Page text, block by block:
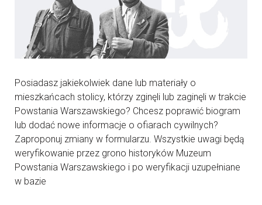
Posiadasz jakiekolwiek dane lub materiały o
mieszkańcach stolicy, którzy zginęli lub zaginęli w trakcie
Powstania Warszawskiego? Chcesz poprawić biogram
lub dodać nowe informacje o ofiarach cywilnych?
Zaproponuj zmiany w formularzu. Wszystkie uwagi będą
weryfikowanie przez grono historyków Muzeum
Powstania Warszawskiego i po weryfikacji uzupełniane
w bazie